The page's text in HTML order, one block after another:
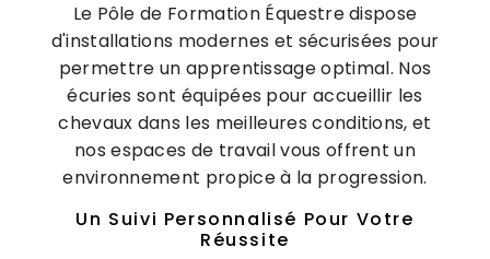
Le Pôle de Formation Équestre dispose
d'installations modernes et sécurisées pour
permettre un apprentissage optimal. Nos
écuries sont équipées pour accueillir les
chevaux dans les meilleures conditions, et
nos espaces de travail vous offrent un
environnement propice à la progression.
Un Suivi Personnalisé Pour Votre
Réussite